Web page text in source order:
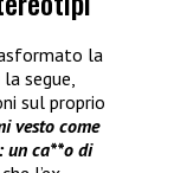
la
segue,
sul proprio
vesto come
un ca**o di